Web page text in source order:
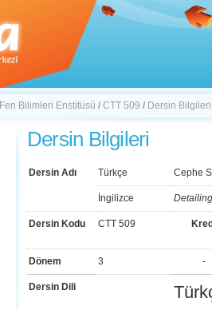
Fen Bilimleri Enstitüsü / CTT 509 / Dersin Bilgileri
Dersin Bilgileri
Dersin Adı Türkçe Cephe
İngilizce
Dersin Kodu CTT 509
Dönem 3 -
Dersin Dili